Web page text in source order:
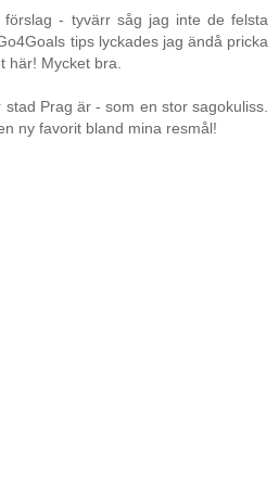
förslag - tyvärr såg jag inte de felsta
tips lyckades jag ändå pricka
här! Mycket bra.
Prag är - som en stor sagokuliss.
ny favorit bland mina resmål!